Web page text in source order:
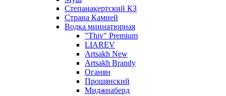
Степанакертский КЗ
Страна Камней
Водка миниатюрная
"Thiv" Premium
LIAREV
Artsakh New
Artsakh Brandy
Оганян
Прошянский
Миджнаберд